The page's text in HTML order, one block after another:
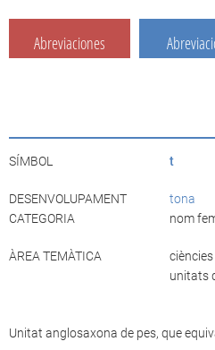
Abreviaciones
SÍMBOL t
DESENVOLUPAMENT
tona
CATEGORIA
nom
ÀREA TEMÀTICA
ciències
unitats
Unitat anglosaxona de pes, que